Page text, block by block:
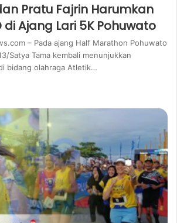
Pratu Fajrin Harumkan
di Ajang Lari 5K Pohuwato
– Pada ajang Half Marathon Pohuwato
Satya Tama kembali menunjukkan
bidang olahraga Atletik…